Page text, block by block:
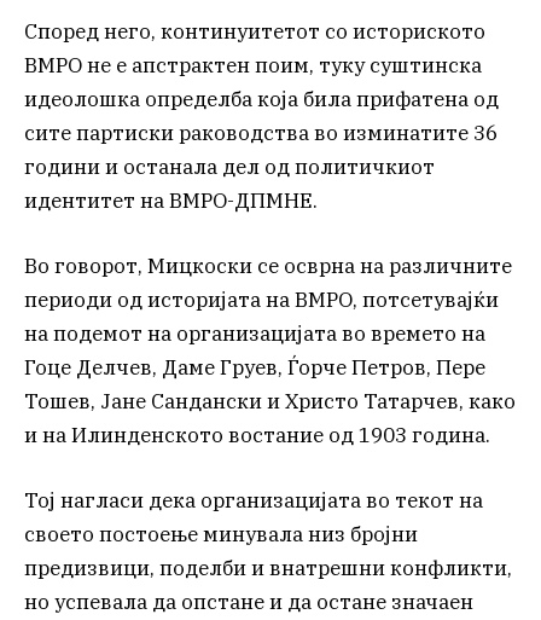
Според него, континуитетот со историското
ВМРО не е апстрактен поим, туку суштинска
идеолошка определба која била прифатена од
сите партиски раководства во изминатите 36
години и останала дел од политичкиот
идентитет на ВМРО-ДПМНЕ.
Во говорот, Мицкоски се осврна на различните
периоди од историјата на ВМРО, потсетувајќи
на подемот на организацијата во времето на
Гоце Делчев, Даме Груев, Ѓорче Петров, Пере
Тошев, Јане Сандански и Христо Татарчев, како
и на Илинденското востание од 1903 година.
Тој нагласи дека организацијата во текот на
своето постоење минувала низ бројни
предизвици, поделби и внатрешни конфликти,
но успевала да опстане и да остане значаен